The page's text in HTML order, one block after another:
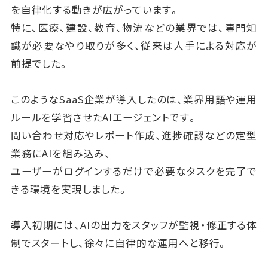
を自律化する動きが広がっています。
特に、医療、建設、教育、物流などの業界では、専門知
識が必要なやり取りが多く、従来は人手による対応が
前提でした。
このようなSaaS企業が導入したのは、業界用語や運用
ルールを学習させたAIエージェントです。
問い合わせ対応やレポート作成、進捗確認などの定型
業務にAIを組み込み、
ユーザーがログインするだけで必要なタスクを完了で
きる環境を実現しました。
導入初期には、AIの出力をスタッフが監視・修正する体
制でスタートし、徐々に自律的な運用へと移行。